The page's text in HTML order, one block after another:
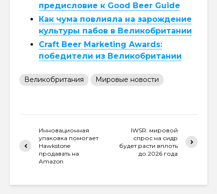
предисловие к Good Beer Guide
Как чума повлияла на зарождение
культуры пабов в Великобритании
Craft Beer Marketing Awards:
победители из Великобритании
Великобритания Мировые новости
Инновационная
упаковка помогает
Hawkstone
продавать на
Amazon
IWSR: мировой
спрос на сидр
будет расти вплоть
до 2026 года